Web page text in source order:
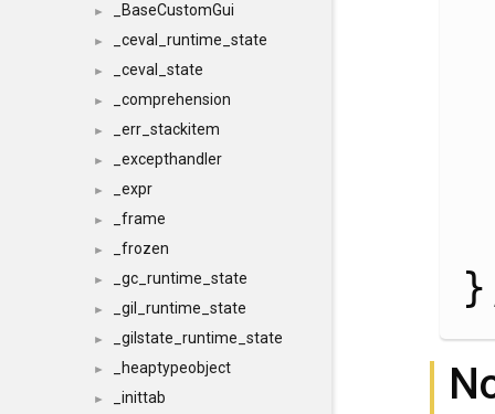
► _BaseCustomGui
► _ceval_runtime_state
► _ceval_state
► _comprehension
► _err_stackitem
► _excepthandler
► _expr
► _frame
► _frozen
► _gc_runtime_state
► _gil_runtime_state
► _gilstate_runtime_state
► _heaptypeobject
► _inittab